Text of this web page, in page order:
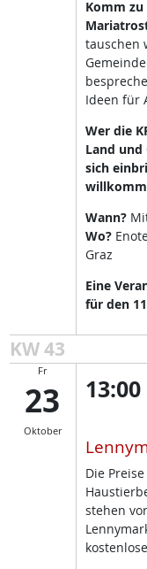
Komm
tauschen
Ideen für
Wer die
Land
sich
Wann?
Wo?
Graz
Eine
für den
KW 43
Fr
23
Oktober
13:00
Die
stehen